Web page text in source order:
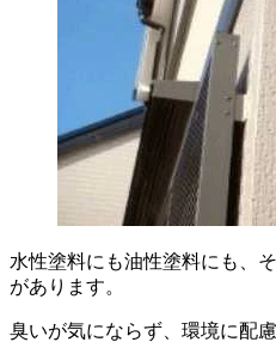
水性塗料にも油性塗料にも、
があります。
臭いが気にならず、環境に配